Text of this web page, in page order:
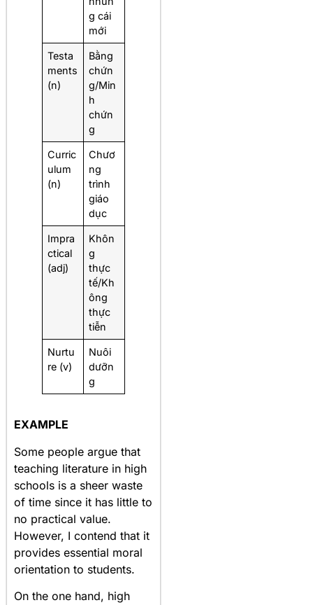
g cái
mới
Testa
ments
(n)
Bằng
chứn
g/Min
h
chứn
g
Curric
ulum
(n)
Chươ
ng
trình
giáo
dục
Impra
ctical
(adj)
Khôn
g
thực
tế/Kh
ông
thực
tiễn
Nurtu
re (v)
Nuôi
dưỡn
g
EXAMPLE
Some people argue that
teaching literature in high
schools is a sheer waste
of time since it has little to
no practical value.
However, I contend that it
provides essential moral
orientation to students.
On the one hand, high